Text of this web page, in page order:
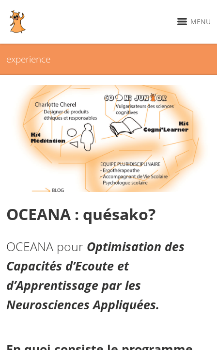
MENU
experience
OCEANA : quésako?
OCEANA pour Optimisation des
Capacités d’Ecoute et
d’Apprentissage par les
Neurosciences Appliquées.